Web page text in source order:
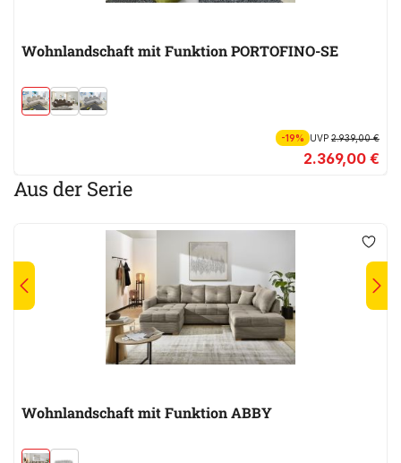
Wohnlandschaft mit Funktion PORTOFINO-SE
-19% UVP2.939,00 €
2.369,00 €
Aus der Serie
Wohnlandschaft mit Funktion ABBY